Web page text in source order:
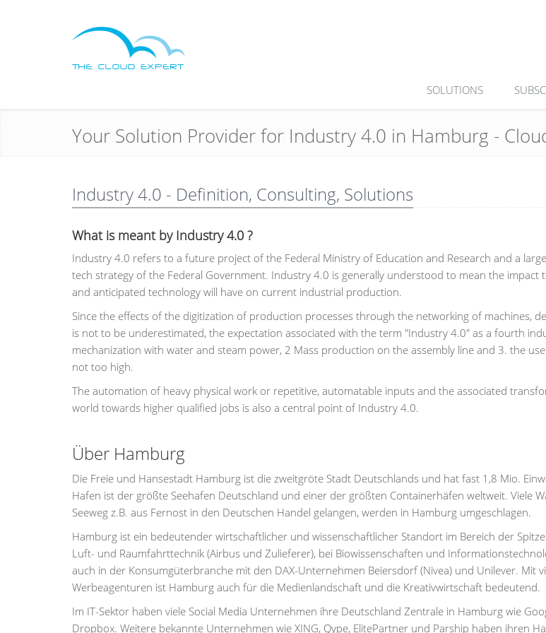
SOLUTIONS
Your Solution Provider for Industry 4.0 in Hamburg -
Industry 4.0 - Definition, Consulting, Solutions
What is meant by Industry 4.0 ?
Industry 4.0 refers to a future project of the Federal Ministry of Education and Research and a
tech strategy of the Federal Government. Industry 4.0 is generally understood to mean the impact
and anticipated technology will have on current industrial production.
Since the effects of the digitization of production processes through the networking of machines,
is not to be underestimated, the expectation associated with the term "Industry 4.0" as a fourth
mechanization with water and steam power, 2 Mass production on the assembly line and 3. the
not too high.
The automation of heavy physical work or repetitive, automatable inputs and the associated
world towards higher qualified jobs is also a central point of Industry 4.0.
Über Hamburg
Die Freie und Hansestadt Hamburg ist die zweitgröte Stadt Deutschlands und hat fast 1,8 Mio.
Hafen ist der größte Seehafen Deutschland und einer der größten Containerhäfen weltweit. Viele
Seeweg z.B. aus Fernost in den Deutschen Handel gelangen, werden in Hamburg umgeschlagen.
Hamburg ist ein bedeutender wirtschaftlicher und wissenschaftlicher Standort im Bereich der
Luft- und Raumfahrttechnik (Airbus und Zulieferer), bei Biowissenschaften und
auch in der Konsumgüterbranche mit den DAX-Unternehmen Beiersdorf (Nivea) und Unilever. Mit
Werbeagenturen ist Hamburg auch für die Medienlandschaft und die Kreativwirtschaft bedeutend.
Im IT-Sektor haben viele Social Media Unternehmen ihre Deutschland Zentrale in Hamburg wie
Dropbox. Weitere bekannte Unternehmen wie XING, Qype, ElitePartner und Parship haben ihren